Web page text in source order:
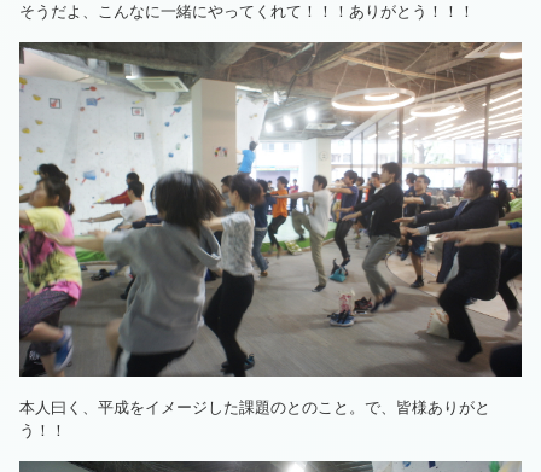
そうだよ、こんなに一緒にやってくれて！！！ありがとう！！！
本人曰く、平成をイメージした課題のとのこと。で、皆様ありがと
う！！